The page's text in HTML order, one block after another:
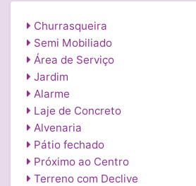
Churrasqueira
Semi Mobiliado
Área de Serviço
Jardim
Alarme
Laje de Concreto
Alvenaria
Pátio fechado
Próximo ao Centro
Terreno com Declive